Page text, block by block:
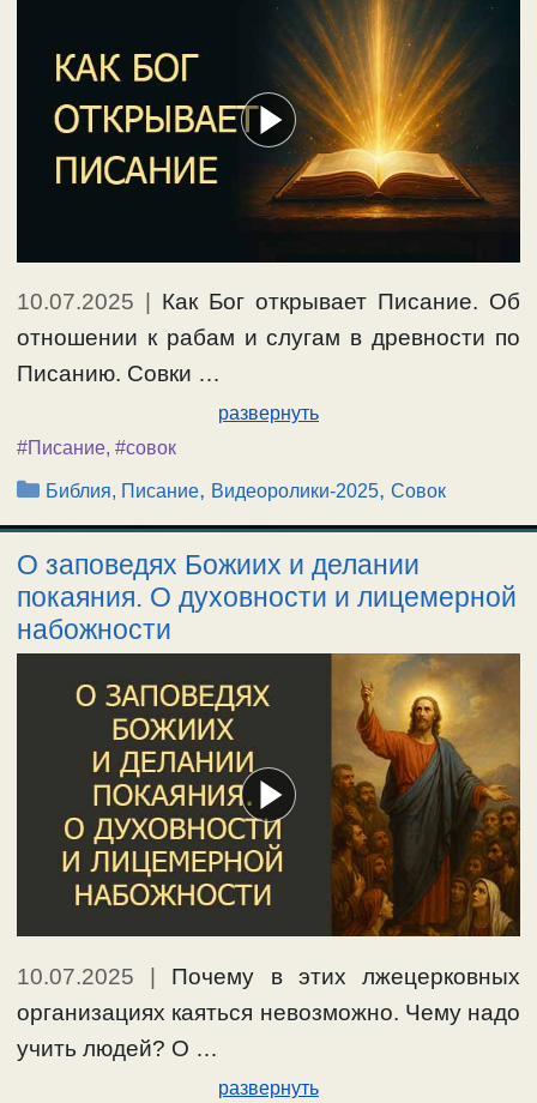
10.07.2025
Как Бог открывает Писание. Об
отношении к рабам и слугам в древности по
Писанию. Совки …
развернуть
#Писание, #совок
Рубрики
Библия, Писание, Видеоролики-2025,Совок
О заповедях Божиих и делании
покаяния. О духовности и лицемерной
набожности
10.07.2025
Почему в этих лжецерковных
организациях каяться невозможно. Чему надо
учить людей? О …
развернуть